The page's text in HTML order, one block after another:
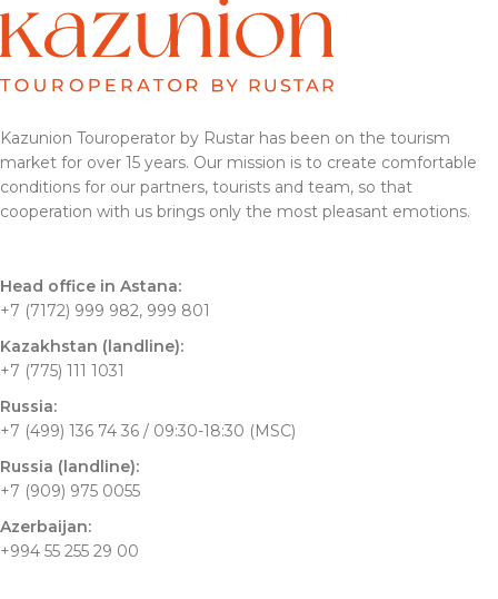
Kazunion Touroperator by Rustar has been on the tourism
market for over 15 years. Our mission is to create comfortable
conditions for our partners, tourists and team, so that
cooperation with us brings only the most pleasant emotions.
Head office in Astana:
+7 (7172) 999 982, 999 801
Kazakhstan (landline):
+7 (775) 111 1031
Russia:
+7 (499) 136 74 36 / 09:30-18:30 (MSC)
Russia (landline):
+7 (909) 975 0055
Azerbaijan:
+994 55 255 29 00